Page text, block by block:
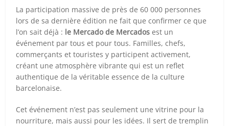
La participation massive de près de 60 000 personnes
lors de sa dernière édition ne fait que confirmer ce que
l’on sait déjà : le Mercado de Mercados est un
événement par tous et pour tous. Familles, chefs,
commerçants et touristes y participent activement,
créant une atmosphère vibrante qui est un reflet
authentique de la véritable essence de la culture
barcelonaise.
Cet événement n’est pas seulement une vitrine pour la
nourriture, mais aussi pour les idées. Il sert de tremplin